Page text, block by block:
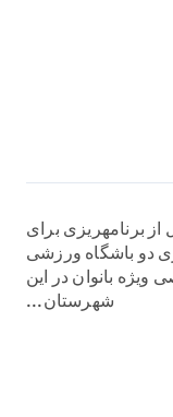
از برنامهریزی برای
دو باشگاه ورزشی
ویژه بانوان در این
شهرستان...